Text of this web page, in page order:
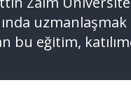
bu eğitim,